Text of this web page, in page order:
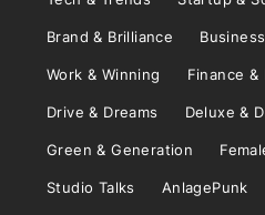
Brand & Brilliance
Work & Winning Finance &
Drive & Dreams Deluxe &
Green & Generation
Studio Talks AnlagePunk